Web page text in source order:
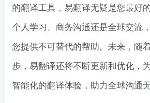
的翻译工具，易翻译无疑是您最好
个人学习、商务沟通还是全球交流
您提供不可替代的帮助。未来，随
步，易翻译还将不断更新和优化，
智能化的翻译体验，助力全球沟通